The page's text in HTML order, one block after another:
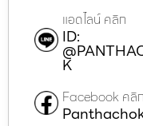
แอดไลน์ คลิก
ID:
K
Facebook คลิก